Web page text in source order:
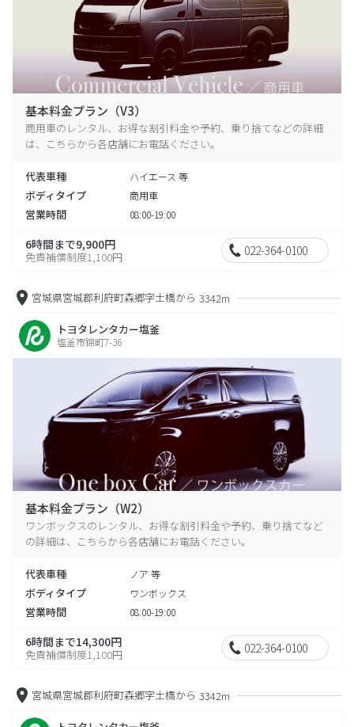
基本料金プラン（V3）
商用車のレンタル、お得な割引料金や予約、乗り捨てなどの詳細
は、こちらから各店舗にお電話ください。
代表車種 ハイエース 等
ボディタイプ 商用車
営業時間 08:00-19:00
6時間まで9,900円
免責補償制度1,100円 022-364-0100
宮城県宮城郡利府町森郷字土橋から 3342m
トヨタレンタカー塩釜
塩釜市錦町7-36
基本料金プラン（W2）
ワンボックスのレンタル、お得な割引料金や予約、乗り捨てなど
の詳細は、こちらから各店舗にお電話ください。
代表車種 ノア 等
ボディタイプ ワンボックス
営業時間 08:00-19:00
6時間まで14,300円
免責補償制度1,100円 022-364-0100
宮城県宮城郡利府町森郷字土橋から 3342m